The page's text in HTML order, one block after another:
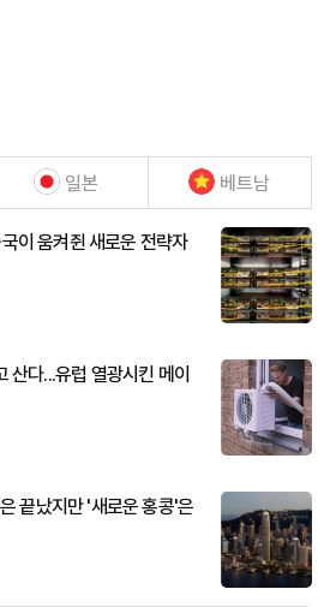
일본 베트남
이 움켜쥔 새로운 전략자
산다...유럽 열광시킨 메이
끝났지만 '새로운 홍콩'은